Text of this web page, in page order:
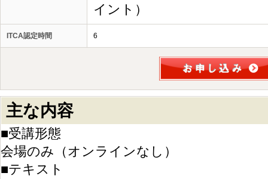
イント）
ITCA認定時間 6
主な内容
■受講形態
会場のみ（オンラインなし）
■テキスト